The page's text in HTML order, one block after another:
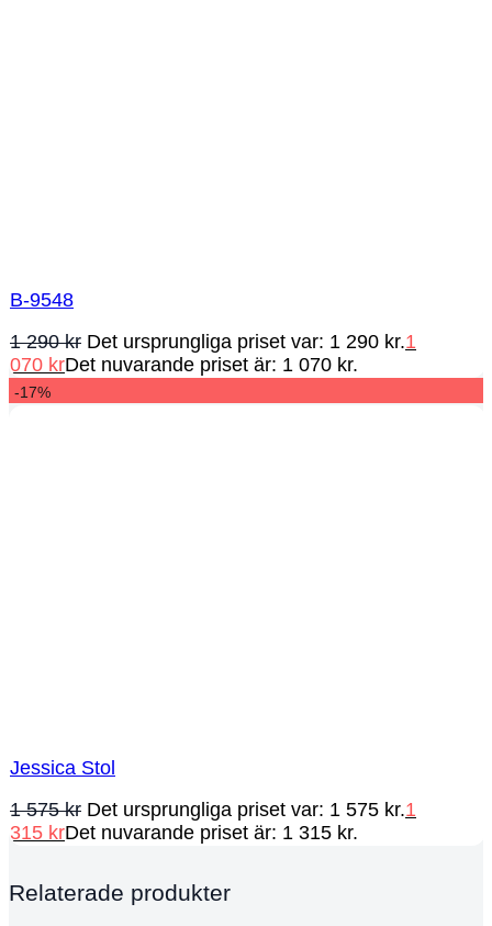
B-9548
1 290kr Det ursprungliga priset var: 1 290 kr.1
070 krDet nuvarande priset är: 1 070 kr.
-17%
Jessica Stol
1 575kr Det ursprungliga priset var: 1 575 kr.1
315 krDet nuvarande priset är: 1 315 kr.
Relaterade produkter